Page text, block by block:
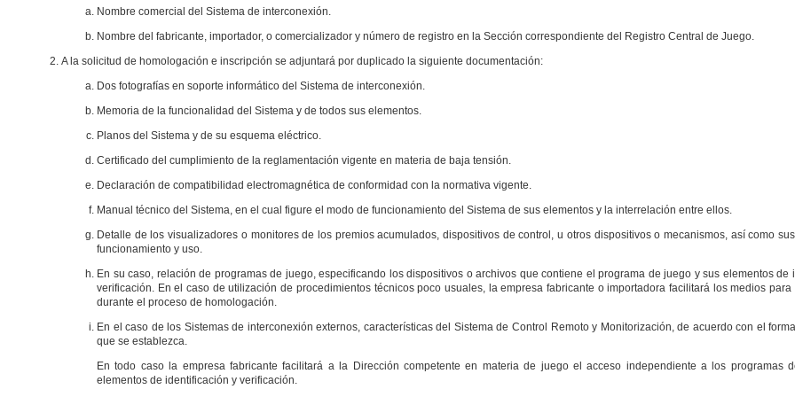
Nombre comercial del Sistema de interconexión.
Nombre del fabricante, importador, o comercializador y número de registro en la Sección correspondiente del Registro Central de Juego.
A la solicitud de homologación e inscripción se adjuntará por duplicado la siguiente documentación:
Dos fotografías en soporte informático del Sistema de interconexión.
Memoria de la funcionalidad del Sistema y de todos sus elementos.
Planos del Sistema y de su esquema eléctrico.
Certificado del cumplimiento de la reglamentación vigente en materia de baja tensión.
Declaración de compatibilidad electromagnética de conformidad con la normativa vigente.
Manual técnico del Sistema, en el cual figure el modo de funcionamiento del Sistema de sus elementos y la interrelación entre ellos.
Detalle de los visualizadores o monitores de los premios acumulados, dispositivos de control, u otros dispositivos o mecanismos, así como
funcionamiento y uso.
En su caso, relación de programas de juego, especificando los dispositivos o archivos que contiene el programa de juego y sus elementos de
verificación. En el caso de utilización de procedimientos técnicos poco usuales, la empresa fabricante o importadora facilitará los medios para
durante el proceso de homologación.
En el caso de los Sistemas de interconexión externos, características del Sistema de Control Remoto y Monitorización, de acuerdo con el
que se establezca.
En todo caso la empresa fabricante facilitará a la Dirección competente en materia de juego el acceso independiente a los programas
elementos de identificación y verificación.